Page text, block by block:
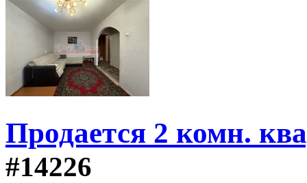
Продается 2 комн.
#14226